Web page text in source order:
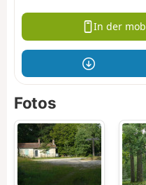
In der
Fotos